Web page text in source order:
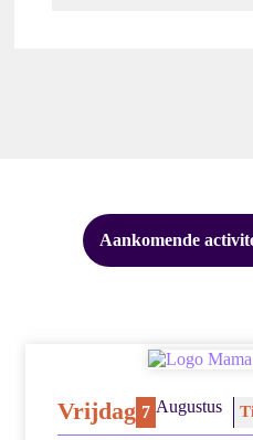
Aankomende
Vrijdag 7 Augustus